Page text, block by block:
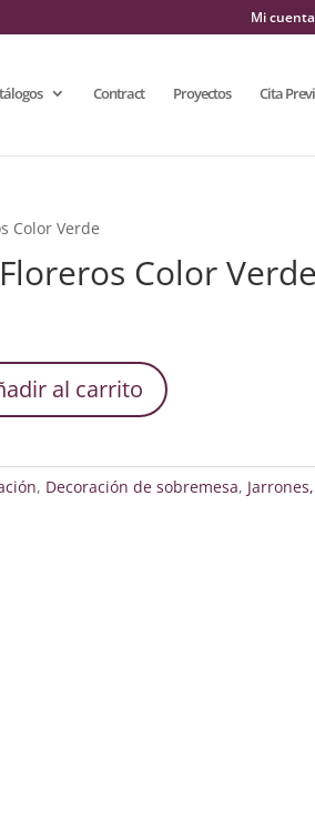
Mi cuenta
Contract Proyectos Cita
Color Verde
Color Verde
al carrito
, Decoración de sobremesa,